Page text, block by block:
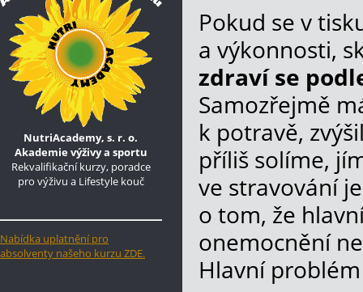
NutriAcademy, s. r. o.
Akademie výživy a sportu
Rekvalifikační kurzy, poradce
pro výživu a Lifestyle kouč
Nabídka uplatnění pro
absolventy našeho kurzu ZDE.
Pokud se v
a výkonnosti,
zdraví se
Samozřejmě
k potravě,
příliš solíme,
ve stravování
o tom, že
onemocnění
Hlavní